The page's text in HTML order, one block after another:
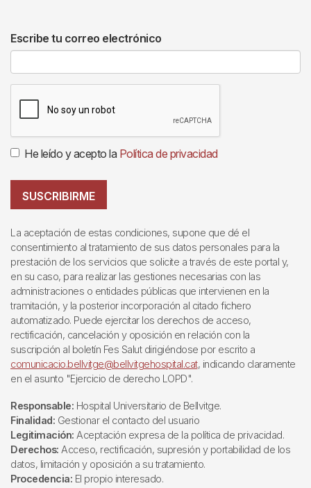
Escribe tu correo electrónico
He leído y acepto la Política de privacidad
SUSCRIBIRME
La aceptación de estas condiciones, supone que dé el
consentimiento al tratamiento de sus datos personales para la
prestación de los servicios que solicite a través de este portal y,
en su caso, para realizar las gestiones necesarias con las
administraciones o entidades públicas que intervienen en la
tramitación, y la posterior incorporación al citado fichero
automatizado. Puede ejercitar los derechos de acceso,
rectificación, cancelación y oposición en relación con la
suscripción al boletín Fes Salut dirigiéndose por escrito a
comunicacio.bellvitge@bellvitgehospital.cat, indicando claramente
en el asunto "Ejercicio de derecho LOPD".
Responsable: Hospital Universitario de Bellvitge.
Finalidad: Gestionar el contacto del usuario
Legitimación: Aceptación expresa de la política de privacidad.
Derechos: Acceso, rectificación, supresión y portabilidad de los
datos, limitación y oposición a su tratamiento.
Procedencia: El propio interesado.